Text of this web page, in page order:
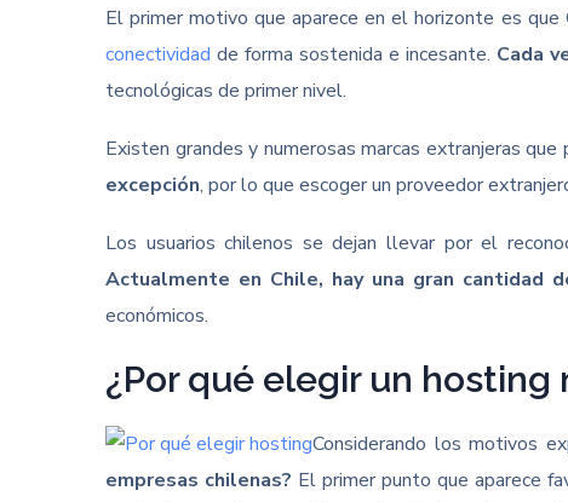
El primer motivo que aparece en el horizonte es
conectividad de forma sostenida e incesante. Cada
tecnológicas de primer nivel.
Existen grandes y numerosas marcas extranjeras
excepción, por lo que escoger un proveedor
Los usuarios chilenos se dejan llevar por el
Actualmente en Chile, hay una gran cantidad
económicos.
¿Por qué elegir un hosting
Considerando los motivos
empresas chilenas? El primer punto que aparece